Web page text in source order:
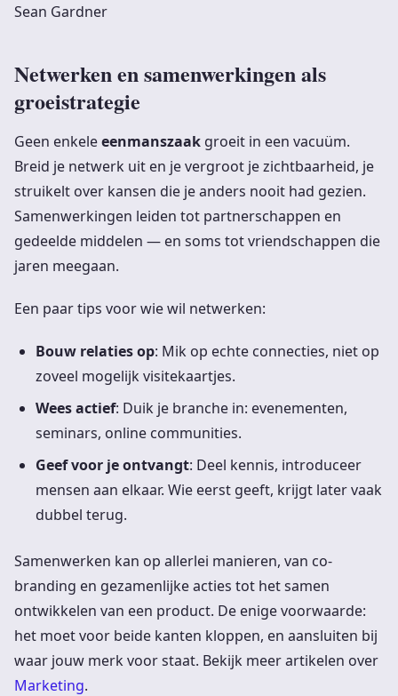
Sean Gardner
Netwerken en samenwerkingen als
groeistrategie
Geen enkeleeenmanszaak groeit in een vacuüm.
Breid je netwerk uit en je vergroot je zichtbaarheid, je
struikelt over kansen die je anders nooit had gezien.
Samenwerkingen leiden tot partnerschappen en
gedeelde middelen — en soms tot vriendschappen die
jaren meegaan.
Een paar tips voor wie wil netwerken:
Bouw relaties op: Mik op echte connecties, niet op
zoveel mogelijk visitekaartjes.
Wees actief: Duik je branche in: evenementen,
seminars, online communities.
Geef voor je ontvangt: Deel kennis, introduceer
mensen aan elkaar. Wie eerst geeft, krijgt later vaak
dubbel terug.
Samenwerken kan op allerlei manieren, van co-
branding en gezamenlijke acties tot het samen
ontwikkelen van een product. De enige voorwaarde:
het moet voor beide kanten kloppen, en aansluiten bij
waar jouw merk voor staat. Bekijk meer artikelen over
Marketing.